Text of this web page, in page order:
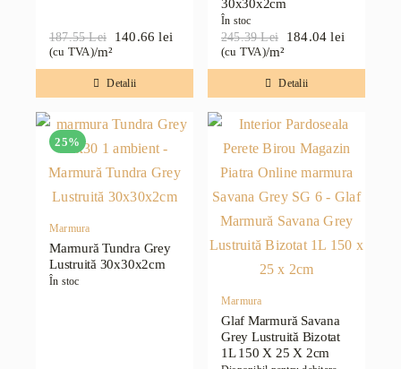
187.55Lei
Prețul
inițial
fost:
187.55 lei.
140.66lei
Prețul
curent
140.66 lei.
(cu TVA)/m²
Detalii
30x30x2cm
În stoc
245.39Lei
Prețul
inițial
fost:
245.39 lei.
184.04lei
Prețul
curent
184.04 lei.
(cu TVA)/m²
Detalii
25%
Marmura
Marmură Tundra Grey
Lustruită 30x30x2cm
În stoc
Marmura
Glaf Marmură Savana
Grey Lustruită Bizotat
1L 150 X 25 X 2cm